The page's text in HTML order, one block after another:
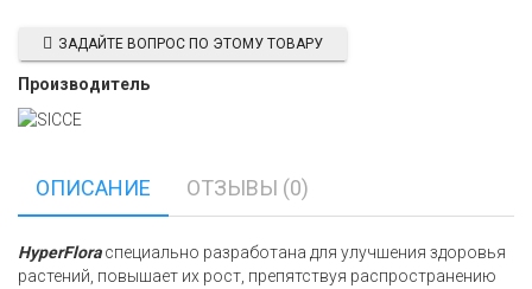
ЗАДАЙТЕ ВОПРОС ПО ЭТОМУ ТОВАРУ
Производитель
ОПИСАНИЕ ОТЗЫВЫ (0)
HyperFloraспециально разработана для улучшения здоровья
растений, повышает их рост, препятствуя распространению